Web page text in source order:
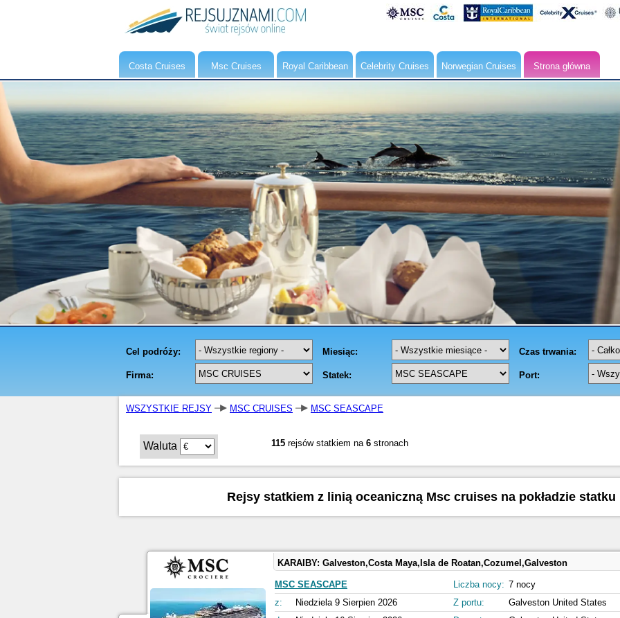
Costa Cruises Msc Cruises Royal Caribbean Celebrity Cruises Norwegian Cruises Strona główna
WSZYSTKIE REJSY MSC CRUISES MSC SEASCAPE
Waluta 115 rejsów statkiem na 6 stronach
Rejsy statkiem z linią oceaniczną Msc cruises na pokładzie statku
KARAIBY: Galveston,Costa Maya,Isla de Roatan,Cozumel,Galveston
MSC SEASCAPE
z:
Niedziela 9 Sierpien 2026
Liczba nocy: 7 nocy
Z portu:
Galveston United States